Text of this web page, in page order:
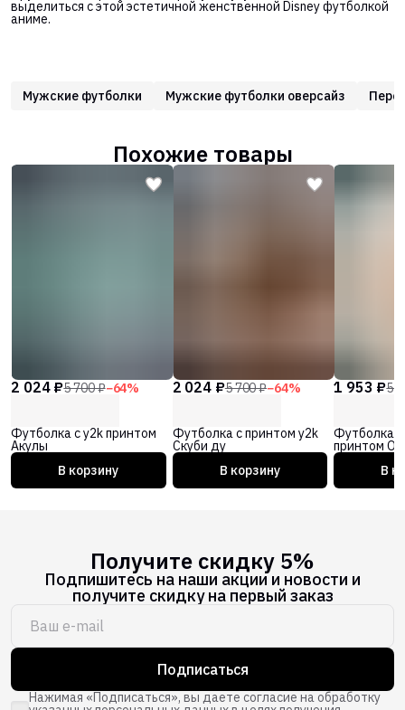
выделиться с этой эстетичной женственной Disney футболкой
аниме.
Мужские футболки Мужские футболки оверсайз
Похожие товары
2 024 ₽5 700 ₽−64%
Футболка с y2k принтом
Акулы
В корзину
2 024 ₽5 700 ₽−64%
Футболка с принтом y2k
Скуби ду
В корзину
1 953 ₽5
Футболка
принтом
В
Получите скидку 5%
Подпишитесь на наши акции и новости и
получите скидку на первый заказ
Подписаться
Нажимая «Подписаться», вы даете согласие на обработку